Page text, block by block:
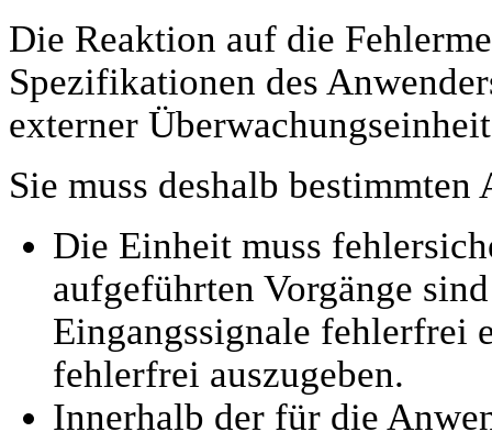
Die Reaktion auf die
Spezifikationen des
externer
Sie muss deshalb
Die Einheit muss
aufgeführten Vorgänge
Eingangssignale fehlerfrei
fehlerfrei auszugeben.
Innerhalb der für die